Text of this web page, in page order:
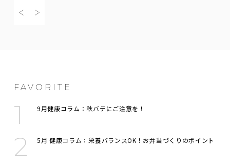
FAVORITE
9月健康コラム：秋バテにご注意を！
5月 健康コラム：栄養バランスOK！お弁当づくりのポイント